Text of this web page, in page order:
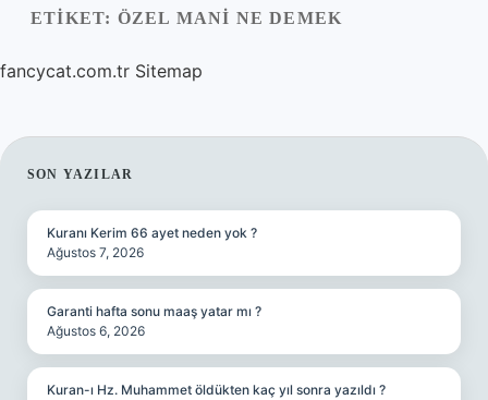
Yasal Uyarı
Hakkımızda
ETIKET: ÖZEL MANI NE DEMEK
fancycat.com.tr Sitemap
SIDEBAR
SON YAZILAR
Kuranı Kerim 66 ayet neden yok ?
Ağustos 7, 2026
Garanti hafta sonu maaş yatar mı ?
Ağustos 6, 2026
Kuran-ı Hz. Muhammet öldükten kaç yıl sonra yazıldı ?